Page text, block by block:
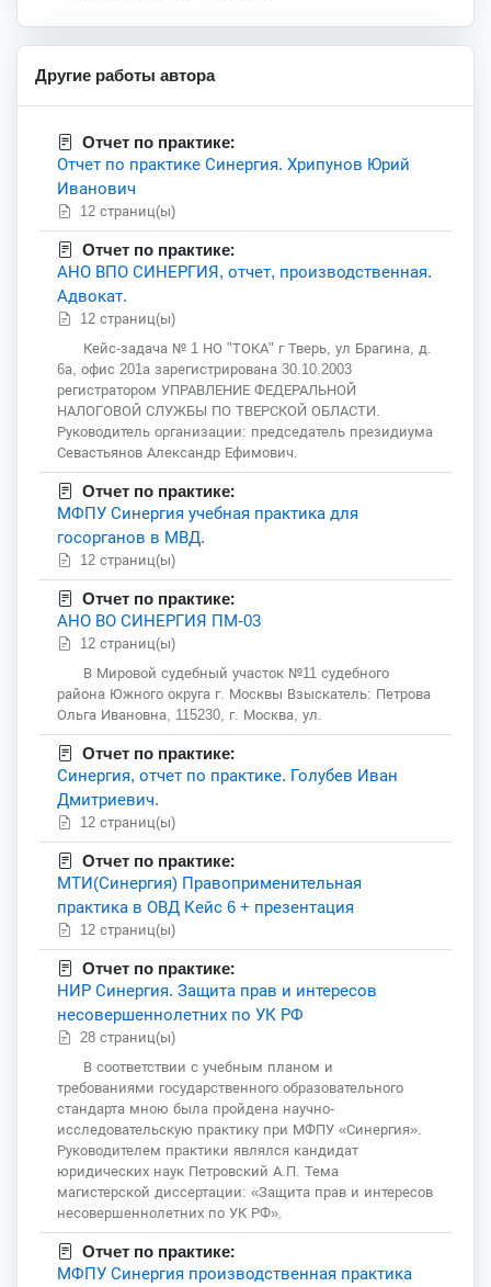
Другие работы автора
Отчет по практике:
Отчет по практике Синергия. Хрипунов Юрий
Иванович
12 страниц(ы)
Отчет по практике:
АНО ВПО СИНЕРГИЯ, отчет, производственная.
Адвокат.
12 страниц(ы)
Кейс-задача № 1 НО "ТОКА" г Тверь, ул Брагина, д.
6а, офис 201а зарегистрирована 30.10.2003
регистратором УПРАВЛЕНИЕ ФЕДЕРАЛЬНОЙ
НАЛОГОВОЙ СЛУЖБЫ ПО ТВЕРСКОЙ ОБЛАСТИ.
Руководитель организации: председатель президиума
Севастьянов Александр Ефимович.
Отчет по практике:
МФПУ Синергия учебная практика для
госорганов в МВД.
12 страниц(ы)
Отчет по практике:
АНО ВО СИНЕРГИЯ ПМ-03
12 страниц(ы)
В Мировой судебный участок №11 судебного
района Южного округа г. Москвы Взыскатель: Петрова
Ольга Ивановна, 115230, г. Москва, ул.
Отчет по практике:
Синергия, отчет по практике. Голубев Иван
Дмитриевич.
12 страниц(ы)
Отчет по практике:
МТИ(Синергия) Правоприменительная
практика в ОВД Кейс 6 + презентация
12 страниц(ы)
Отчет по практике:
НИР Синергия. Защита прав и интересов
несовершеннолетних по УК РФ
28 страниц(ы)
В соответствии с учебным планом и
требованиями государственного образовательного
стандарта мною была пройдена научно-
исследовательскую практику при МФПУ «Синергия».
Руководителем практики являлся кандидат
юридических наук Петровский А.П. Тема
магистерской диссертации: «Защита прав и интересов
несовершеннолетних по УК РФ».
Отчет по практике:
МФПУ Синергия производственная практика